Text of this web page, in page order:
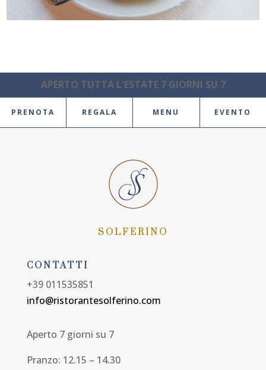
APERTO TUTTA L'ESTATE 7 GIORNI SU 7
PRENOTA REGALA MENU EVENTO
SOLFERINO
CONTATTI
+39 011535851
info@ristorantesolferino.com
Aperto 7 giorni su 7
Pranzo: 12.15 – 14.30